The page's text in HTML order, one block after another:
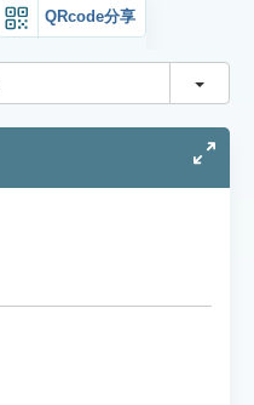
QRcode分享
切換